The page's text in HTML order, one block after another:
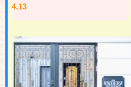
4.13